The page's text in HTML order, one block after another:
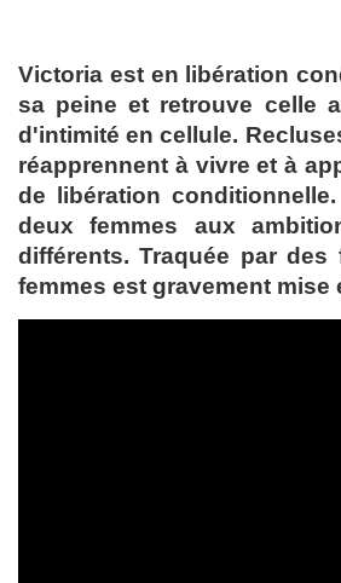
Victoria est en libération
sa peine et retrouve celle
d'intimité en cellule.
réapprennent à vivre et à
de libération
deux femmes aux
différents. Traquée par
femmes est gravement mise